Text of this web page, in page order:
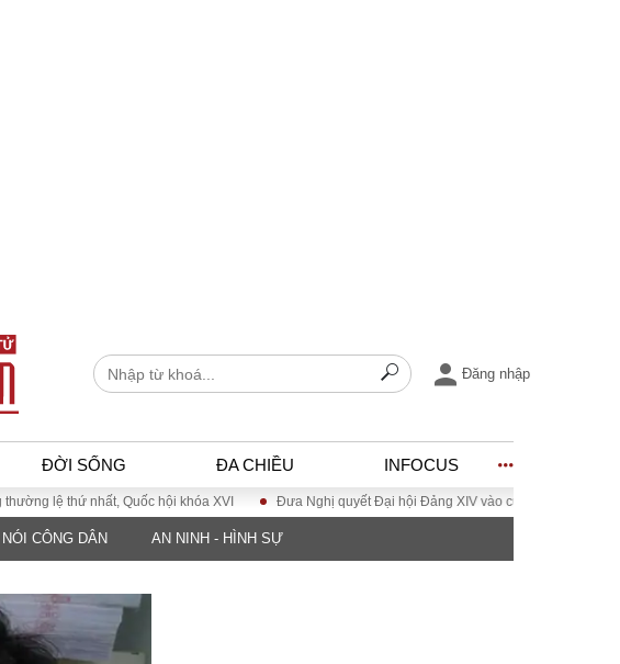
Đăng nhập
ĐỜI SỐNG ĐA CHIỀU INFOCUS
XÃ HỘI
Văn hoá
thứ nhất, Quốc hội khóa XVI Đưa Nghị quyết Đại hội Đảng XIV vào cuộc sống
CÔNG DÂN AN NINH - HÌNH SỰ